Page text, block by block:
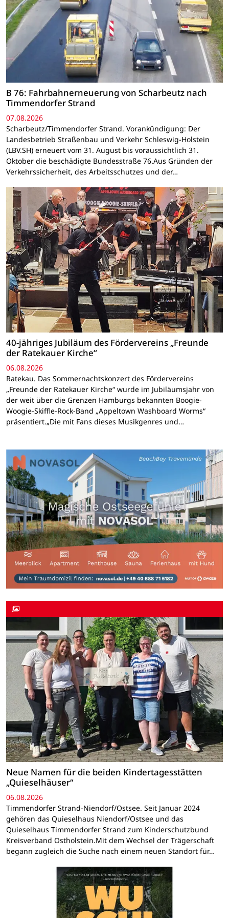
B 76: Fahrbahnerneuerung von Scharbeutz nach
Timmendorfer Strand
07.08.2026
Scharbeutz/Timmendorfer Strand. Vorankündigung: Der
Landesbetrieb Straßenbau und Verkehr Schleswig-Holstein
(LBV.SH) erneuert vom 31. August bis voraussichtlich 31.
Oktober die beschädigte Bundesstraße 76.Aus Gründen der
Verkehrssicherheit, des Arbeitsschutzes und der…
40-jähriges Jubiläum des Fördervereins „Freunde
der Ratekauer Kirche“
06.08.2026
Ratekau. Das Sommernachtskonzert des Fördervereins
„Freunde der Ratekauer Kirche“ wurde im Jubiläumsjahr von
der weit über die Grenzen Hamburgs bekannten Boogie-
Woogie-Skiffle-Rock-Band „Appeltown Washboard Worms“
präsentiert.„Die mit Fans dieses Musikgenres und…
Neue Namen für die beiden Kindertagesstätten
„Quieselhäuser“
06.08.2026
Timmendorfer Strand-Niendorf/Ostsee. Seit Januar 2024
gehören das Quieselhaus Niendorf/Ostsee und das
Quieselhaus Timmendorfer Strand zum Kinderschutzbund
Kreisverband Ostholstein.Mit dem Wechsel der Trägerschaft
begann zugleich die Suche nach einem neuen Standort für…